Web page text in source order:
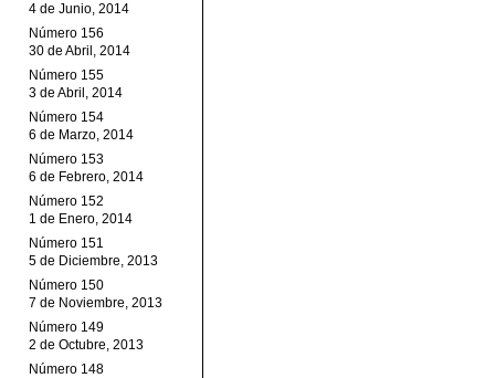
4 de Junio, 2014
Número 156
30 de Abril, 2014
Número 155
3 de Abril, 2014
Número 154
6 de Marzo, 2014
Número 153
6 de Febrero, 2014
Número 152
1 de Enero, 2014
Número 151
5 de Diciembre, 2013
Número 150
7 de Noviembre, 2013
Número 149
2 de Octubre, 2013
Número 148